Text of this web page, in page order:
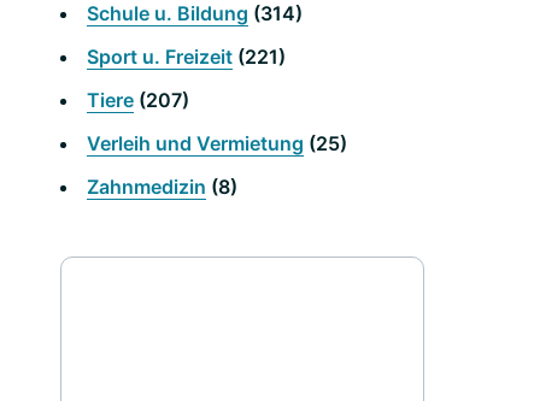
Schule u. Bildung (314)
Sport u. Freizeit (221)
Tiere (207)
Verleih und Vermietung (25)
Zahnmedizin (8)